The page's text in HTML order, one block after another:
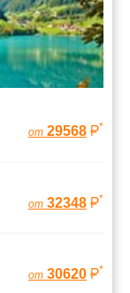
от 29568 *
от 32348 *
от 30620 *